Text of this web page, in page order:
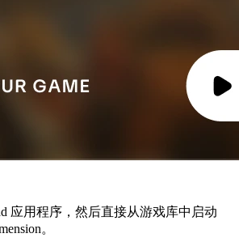
应用程序，然后直接从游戏库中启动
。